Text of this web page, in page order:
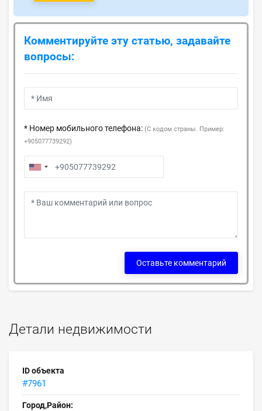
Детали недвижимости
ID объекта
#7961
Город,Район:
Комментируйте эту статью, задавайте
вопросы:
* Номер мобильного телефона: (С кодом страны. Пример:
+905077739292)
Оставьте комментарий